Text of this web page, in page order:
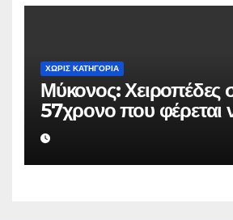
ΧΩΡΊΣ ΚΑΤΗΓΟΡΊΑ
Μύκονος: Χειροπέδες
57χρονο που φέρεται
επιχείρηση για να
ψευδείς καταγγελίες –
που του έστησε η